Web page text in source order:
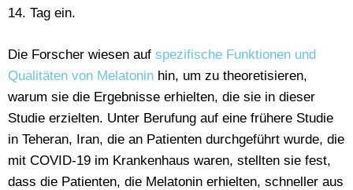
14. Tag ein.
Die Forscher wiesen auf spezifische Funktionen und
Qualitäten von Melatonin hin, um zu theoretisieren,
warum sie die Ergebnisse erhielten, die sie in dieser
Studie erzielten. Unter Berufung auf eine frühere Studie
in Teheran, Iran, die an Patienten durchgeführt wurde, die
mit COVID-19 im Krankenhaus waren, stellten sie fest,
dass die Patienten, die Melatonin erhielten, schneller aus